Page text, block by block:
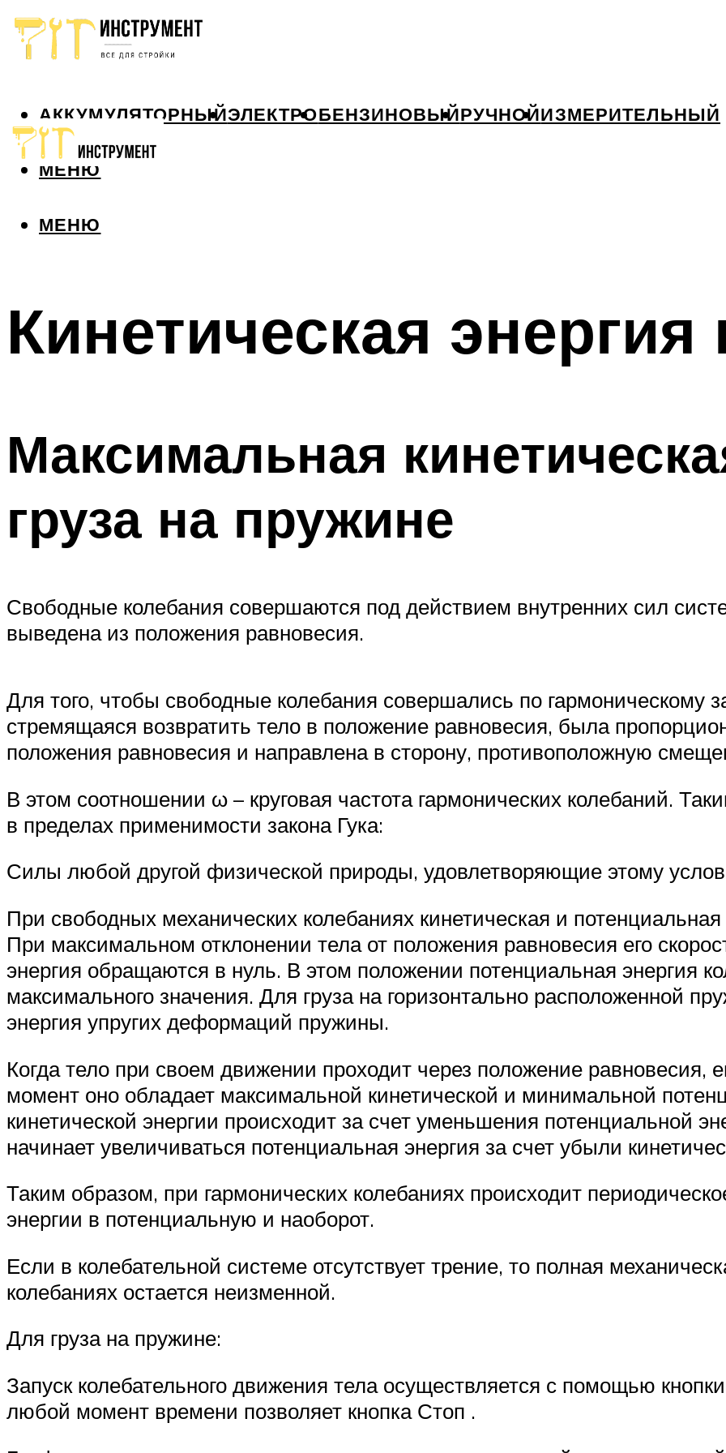
АККУМУЛЯТОРНЫЙЭЛЕКТРОБЕНЗИНОВЫЙРУЧНОЙИЗМЕРИТЕЛЬНЫЙ
МЕНЮ
МЕНЮ
Кинетическая
Максимальная
груза на пружине
Свободные колебания совершаются под действием внутренних сил
выведена из положения равновесия.
Для того, чтобы свободные колебания совершались по гармоническому
стремящаяся возвратить тело в положение равновесия, была
положения равновесия и направлена в сторону, противоположную
В этом соотношении ω – круговая частота гармонических колебаний.
в пределах применимости закона Гука:
Силы любой другой физической природы, удовлетворяющие этому
При свободных механических колебаниях кинетическая и
При максимальном отклонении тела от положения равновесия его
энергия обращаются в нуль. В этом положении потенциальная энергия
максимального значения. Для груза на горизонтально расположенной
энергия упругих деформаций пружины.
Когда тело при своем движении проходит через положение равновесия,
момент оно обладает максимальной кинетической и минимальной
кинетической энергии происходит за счет уменьшения потенциальной
начинает увеличиваться потенциальная энергия за счет убыли
Таким образом, при гармонических колебаниях происходит
энергии в потенциальную и наоборот.
Если в колебательной системе отсутствует трение, то полная
колебаниях остается неизменной.
Для груза на пружине:
Запуск колебательного движения тела осуществляется с помощью
любой момент времени позволяет кнопка Стоп .